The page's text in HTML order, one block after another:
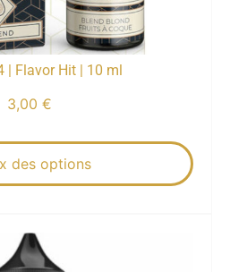
| Flavor Hit | 10 ml
3,00 €
des options